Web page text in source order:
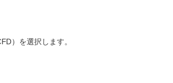
）を選択します。